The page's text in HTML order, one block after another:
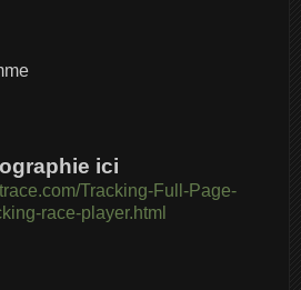
ici
Tracking-Full-Page-
race-player.html